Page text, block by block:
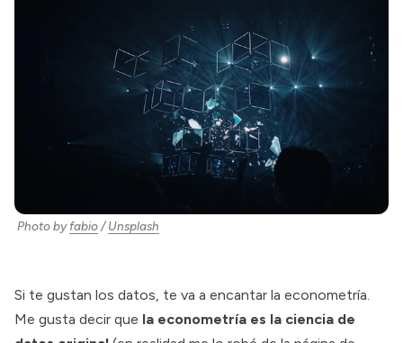
Photo byfabio/Unsplash
Si te gustan los datos, te va a encantar la econometría.
Me gusta decir que la econometría es la ciencia de